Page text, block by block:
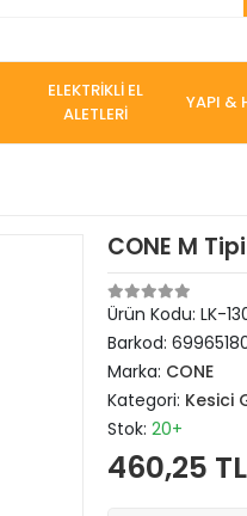
ELEKTRİKLİ EL
ALETLERİ
YAPI &
CONE M
Ürün Kodu: LK-
Barkod:
Marka: CONE
Kategori: Kesici
Stok: 20+
460,25 TL